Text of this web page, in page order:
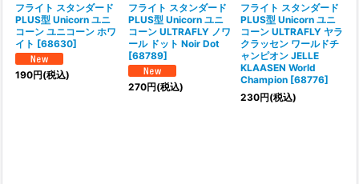
フライト スタンダード
PLUS型 Unicorn ユニ
コーン ユニコーン ホワ
イト [68630]
190円(税込)
フライト スタンダード
PLUS型 Unicorn ユニ
コーン ULTRAFLY ノワ
ール ドット Noir Dot
[68789]
270円(税込)
フライト スタンダード
PLUS型 Unicorn ユニ
コーン ULTRAFLY ヤラ
クラッセン ワールドチ
ャンピオン JELLE
KLAASEN World
Champion [68776]
230円(税込)